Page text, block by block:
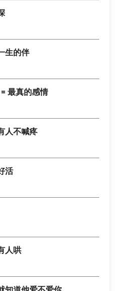
生的伴
最真的感情
人不喊疼
活
人哄